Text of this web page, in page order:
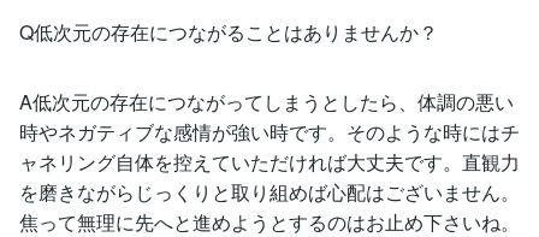
Q低次元の存在につながることはありませんか？
A低次元の存在につながってしまうとしたら、体調の悪い
時やネガティブな感情が強い時です。そのような時にはチ
ャネリング自体を控えていただければ大丈夫です。直観力
を磨きながらじっくりと取り組めば心配はございません。
焦って無理に先へと進めようとするのはお止め下さいね。